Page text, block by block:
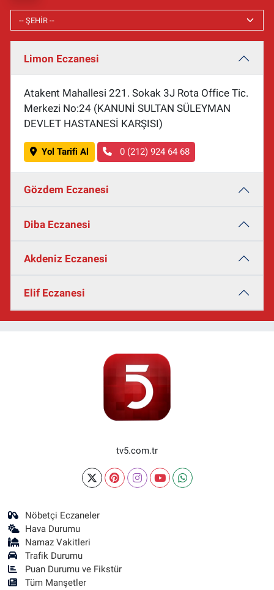
Limon Eczanesi
Atakent Mahallesi 221. Sokak 3J Rota Office Tic.
Merkezi No:24 (KANUNİ SULTAN SÜLEYMAN
DEVLET HASTANESİ KARŞISI)
Yol Tarifi Al 0 (212) 924 64 68
Gözdem Eczanesi
Diba Eczanesi
Akdeniz Eczanesi
Elif Eczanesi
tv5.com.tr
Nöbetçi Eczaneler
Hava Durumu
Namaz Vakitleri
Trafik Durumu
Puan Durumu ve Fikstür
Tüm Manşetler